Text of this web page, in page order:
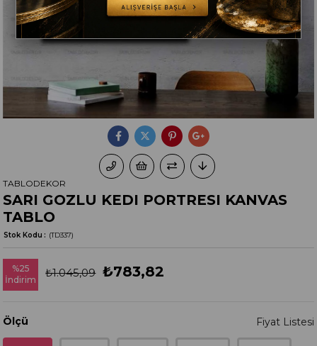
SARI GOZLU KEDI PORTRESI KANVAS
TABLO
(TD337)
Stok Kodu
TABLODEKOR
%25
İndirim
₺1.045,09 ₺783,82
Ölçü